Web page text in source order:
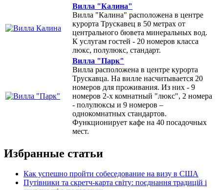
Вилла "Калина"
Вилла "Калина" расположена в центре
курорта Трускавец в 50 метрах от
центрального бювета минеральных вод.
К услугам гостей - 20 номеров класса
люкс, полулюкс, стандарт.
Вилла "Парк"
Вилла расположена в центре курорта
Трускавца. На вилле насчитывается 20
номеров для проживания. Из них - 9
номеров 2-х комнатный "люкс", 2 номера
- полулюксы и 9 номеров –
однокомнатных стандартов.
Функционирует кафе на 40 посадочных
мест.
Избранные статьи
Как успешно пройти собеседование на визу в США
Путівники та скретч-карта світу: поєднання традицій і